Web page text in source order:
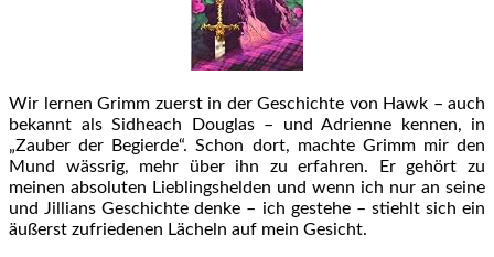
Wir lernen Grimm zuerst in der Geschichte von Hawk – auch
bekannt als Sidheach Douglas – und Adrienne kennen, in
„Zauber der Begierde“. Schon dort, machte Grimm mir den
Mund wässrig, mehr über ihn zu erfahren. Er gehört zu
meinen absoluten Lieblingshelden und wenn ich nur an seine
und Jillians Geschichte denke – ich gestehe – stiehlt sich ein
äußerst zufriedenen Lächeln auf mein Gesicht.